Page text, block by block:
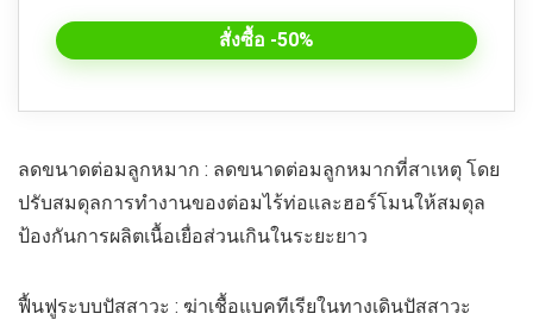
สั่งซื้อ -50%
ลดขนาดต่อมลูกหมาก : ลดขนาดต่อมลูกหมากที่สาเหตุ โดย
ปรับสมดุลการทำงานของต่อมไร้ท่อและฮอร์โมนให้สมดุล
ป้องกันการผลิตเนื้อเยื่อส่วนเกินในระยะยาว
ฟื้นฟูระบบปัสสาวะ : ฆ่าเชื้อแบคทีเรียในทางเดินปัสสาวะ